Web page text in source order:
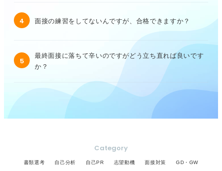
4 面接の練習をしてないんですが、合格できますか？
5
最終面接に落ちて辛いのですがどう立ち直れば良いです
か？
Category
書類選考 自己分析 自己PR 志望動機 面接対策 GD・GW